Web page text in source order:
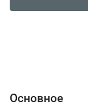
Основное